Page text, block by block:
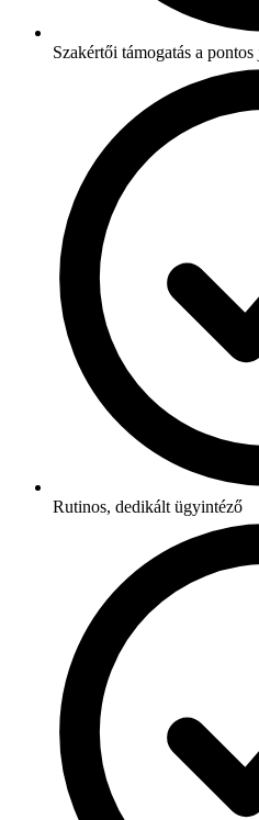
Szakértői támogatás a
Rutinos, dedikált ügyintéző